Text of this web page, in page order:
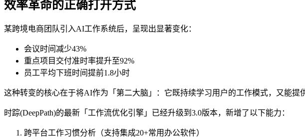
效率革命的正确打开方式
某跨境电商团队引入AI工作系统后，呈现出显著变化：
会议时间减少43%
重点项目交付准时率提升至92%
员工平均下班时间提前1.8小时
这种转变的核心在于将AI作为「第二大脑」：它既持续学习用户的工作模式，又能
时踪(DeepPath)的最新「工作流优化引擎」已经升级到3.0版本，新增了以下能力：
跨平台工作习惯分析（支持集成20+常用办公软件）